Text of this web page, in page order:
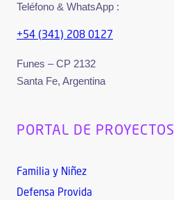
Teléfono & WhatsApp :
+54 (341) 208 0127
Funes – CP 2132
Santa Fe, Argentina
PORTAL DE PROYECTOS
Familia y Niñez
Defensa Provida